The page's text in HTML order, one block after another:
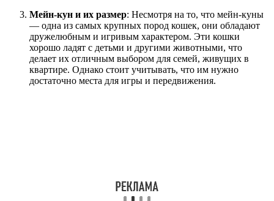
Мейн-кун и их размер: Несмотря на то, что мейн-куны
— одна из самых крупных пород кошек, они обладают
дружелюбным и игривым характером. Эти кошки
хорошо ладят с детьми и другими животными, что
делает их отличным выбором для семей, живущих в
квартире. Однако стоит учитывать, что им нужно
достаточно места для игры и передвижения.